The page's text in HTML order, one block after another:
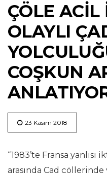
ÇÖLE ACIL
OLAYLI
COŞKUN
23 Kasım 2018
“1983’te Fransa yanlısı
arasında Çad çöllerinde